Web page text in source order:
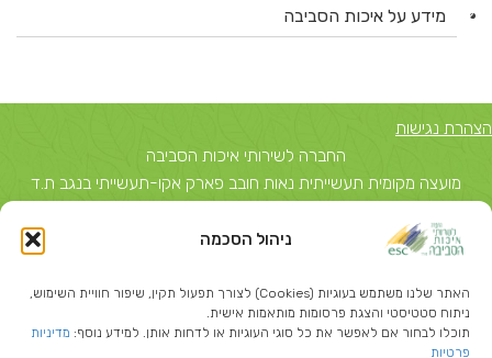
ניהול הסכמה
האתר שלנו משתמש בעוגיות (Cookies) לצורך תפעול תקין, שיפור חוויית השימוש,
ניתוח סטטיסטי והצגת פרסומות מותאמות אישית.
תוכלו לבחור אם לאפשר את כל סוגי העוגיות או לדחות אותן. למידע נוסף: מדיניות
פרטיות
מידע על איכות הסביבה
הצהרת נגישות
החברה לשירותי איכות הסביבה
מועצה מקומית תעשייתית נאות חובב פארק אקו-תעשייתי בנגב ת.ד
יצחק שדה 40, תל אביב ת.ד 51631 תל אביב 67212 טל: 03-
5374850
info@escil.co.il